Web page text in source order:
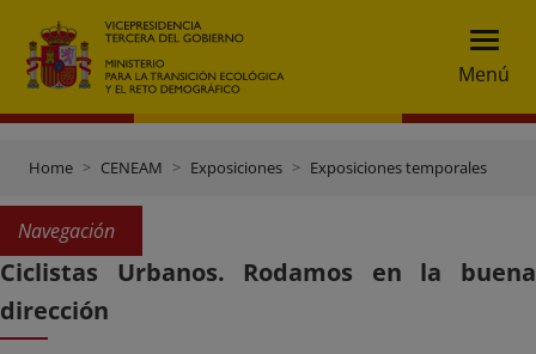
Menú
Home CENEAM Exposiciones Exposiciones temporales
Navegación
Ciclistas Urbanos. Rodamos en la buena
dirección